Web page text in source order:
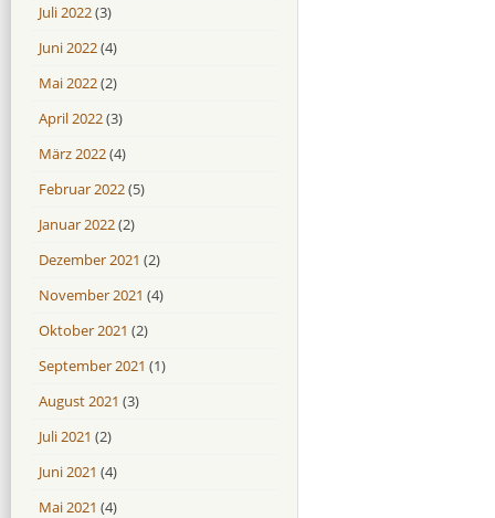
Juli 2022(3)
Juni 2022(4)
Mai 2022(2)
April 2022(3)
März 2022(4)
Februar 2022(5)
Januar 2022(2)
Dezember 2021 (2)
November 2021 (4)
Oktober 2021 (2)
September 2021 (1)
August 2021 (3)
Juli 2021 (2)
Juni 2021 (4)
Mai 2021 (4)